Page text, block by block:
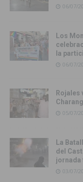
06/07/
Los
la
06/07/
Rojales
05/07/
La
del
jornada
03/07/